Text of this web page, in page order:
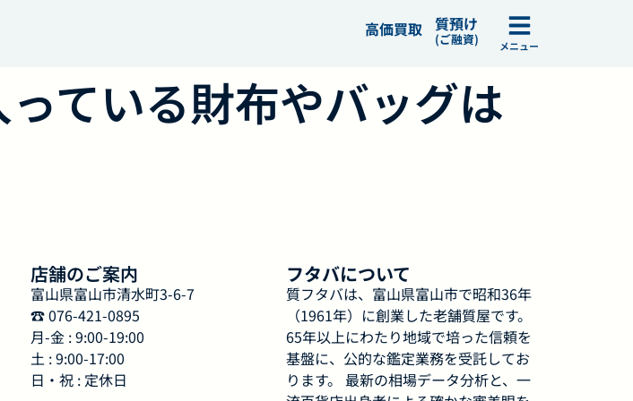
高価買取 質預け
(ご融資) メニュー
ている財布やバッグは
店舗のご案内
富山県富山市清水町3-6-7
☎︎ 076-421-0895
月-金 : 9:00-19:00
土 : 9:00-17:00
日・祝 : 定休日
フタバについて
質フタバは、富山県富山市で昭和36年
（1961年）に創業した老舗質屋です。
65年以上にわたり地域で培った信頼を
基盤に、公的な鑑定業務を受託してお
ります。 最新の相場データ分析と、一